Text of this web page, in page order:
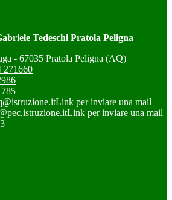
Tedeschi Pratola Peligna
- 67035 Pratola Peligna (AQ)
271660
Link per inviare una mail
Link per inviare una mail